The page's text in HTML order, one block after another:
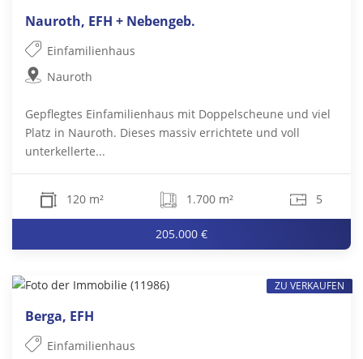
Nauroth, EFH + Nebengeb.
Einfamilienhaus
Nauroth
Gepflegtes Einfamilienhaus mit Doppelscheune und viel
Platz in Nauroth. Dieses massiv errichtete und voll
unterkellerte...
120 m² 1.700 m² 5
205.000 €
Berga, EFH
Einfamilienhaus
ZU VERKAUFEN